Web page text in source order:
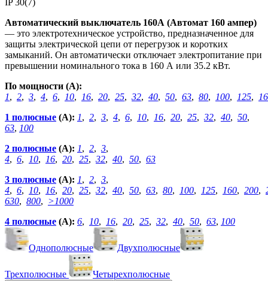
IP 30(7)
Автоматический выключатель 160А (Автомат 160 ампер)
— это электротехническое устройство, предназначенное для
защиты электрической цепи от перегрузок и коротких
замыканий. Он автоматически отключает электропитание при
превышении номинального тока в 160 А или 35.2 кВт.
По мощности (А):
1, 2, 3, 4, 6, 10, 16, 20, 25, 32, 40, 50, 63, 80, 100, 125,
1 полюсные (А): 1, 2, 3, 4, 6, 10, 16, 20, 25, 32, 40, 50,
63, 100
2 полюсные (А): 1, 2, 3,
4, 6, 10, 16, 20, 25, 32, 40, 50, 63
3 полюсные (А): 1, 2, 3,
4, 6, 10, 16, 20, 25, 32, 40, 50, 63, 80, 100, 125, 160, 200,
630, 800, >1000
4 полюсные (А): 6, 10, 16, 20, 25, 32, 40, 50, 63, 100
Однополюсные Двухполюсные
Трехполюсные Четырехполюсные